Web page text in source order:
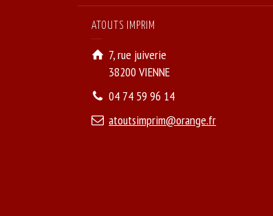
ATOUTS IMPRIM
7, rue juiverie
38200 VIENNE
04 74 59 96 14
atoutsimprim@orange.fr